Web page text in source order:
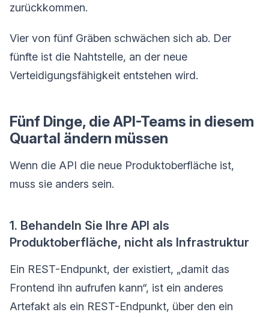
zurückkommen.
Vier von fünf Gräben schwächen sich ab. Der
fünfte ist die Nahtstelle, an der neue
Verteidigungsfähigkeit entstehen wird.
Fünf Dinge, die API-Teams in diesem
Quartal ändern müssen
Wenn die API die neue Produktoberfläche ist,
muss sie anders sein.
1. Behandeln Sie Ihre API als
Produktoberfläche, nicht als Infrastruktur
Ein REST-Endpunkt, der existiert, „damit das
Frontend ihn aufrufen kann“, ist ein anderes
Artefakt als ein REST-Endpunkt, über den ein